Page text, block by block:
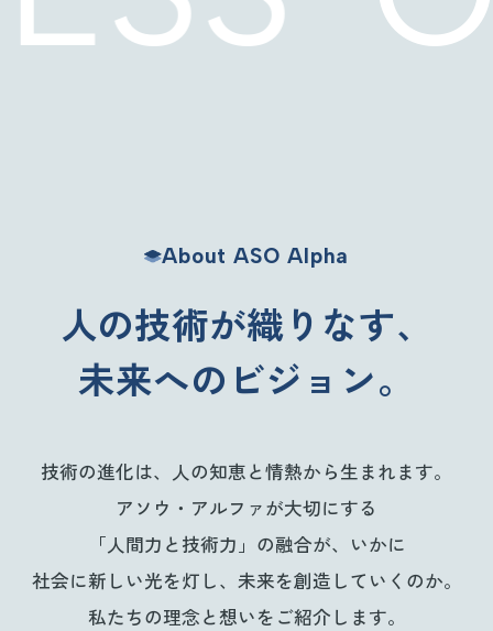
About ASO Alpha
人の技術が織りなす、
未来へのビジョン。
技術の進化は、人の知恵と情熱から生まれます。
アソウ・アルファが大切にする
「人間力と技術力」の融合が、いかに
社会に新しい光を灯し、未来を創造していくのか。
私たちの理念と想いをご紹介します。